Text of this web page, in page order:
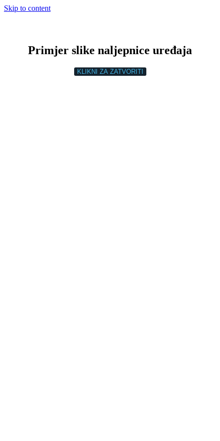
Skip to content
Primjer slike naljepnice uređaja